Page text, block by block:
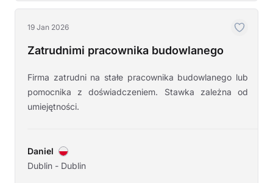
19 Jan 2026
Zatrudnimi pracownika budowlanego
Firma zatrudni na stałe pracownika budowlanego lub
pomocnika z doświadczeniem. Stawka zależna od
umiejętności.
Daniel
Dublin - Dublin